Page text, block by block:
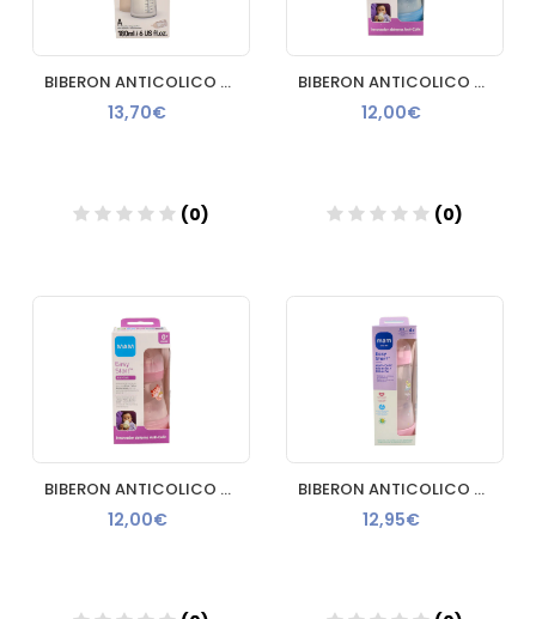
BIBERON ANTICOLICO TETINA LACTANCIA SILICONA MIXTA SUAVINEX
13,70€
(0)
BIBERON ANTICOLICO MAM ANTICOLIC EASY START 160 ML AZUL
12,00€
(0)
BIBERON ANTICOLICO MAM ANTICOLIC EASY START 160 ML ROSA
12,00€
BIBERON ANTICOLICO MAM ANTICOLIC EASY START 320 ML ROSA
12,95€